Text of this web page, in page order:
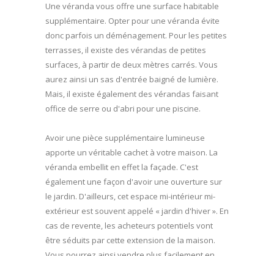
Une véranda vous offre une surface habitable
supplémentaire. Opter pour une véranda évite
donc parfois un déménagement. Pour les petites
terrasses, il existe des vérandas de petites
surfaces, à partir de deux mètres carrés. Vous
aurez ainsi un sas d'entrée baigné de lumière.
Mais, il existe également des vérandas faisant
office de serre ou d'abri pour une piscine.
Avoir une pièce supplémentaire lumineuse
apporte un véritable cachet à votre maison. La
véranda embellit en effet la façade. C'est
également une façon d'avoir une ouverture sur
le jardin. D'ailleurs, cet espace mi-intérieur mi-
extérieur est souvent appelé « jardin d'hiver ». En
cas de revente, les acheteurs potentiels vont
être séduits par cette extension de la maison.